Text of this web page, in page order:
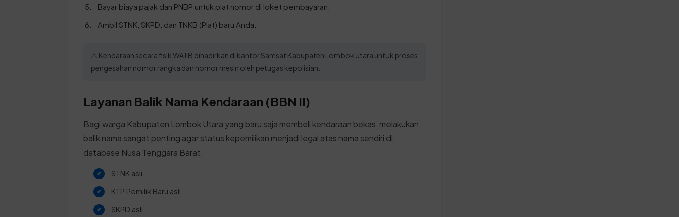
Bayar biaya pajak dan PNBP untuk plat nomor di loket pembayaran.
Ambil STNK, SKPD, dan TNKB (Plat) baru Anda.
⚠️ Kendaraan secara fisik WAJIB dihadirkan di kantor Samsat Kabupaten Lombok Utara untuk proses
pengesahan nomor rangka dan nomor mesin oleh petugas kepolisian.
Layanan Balik Nama Kendaraan (BBN II)
Bagi warga Kabupaten Lombok Utara yang baru saja membeli kendaraan bekas, melakukan
balik nama sangat penting agar status kepemilikan menjadi legal atas nama sendiri di
database Nusa Tenggara Barat.
STNK asli
KTP Pemilik Baru asli
SKPD asli